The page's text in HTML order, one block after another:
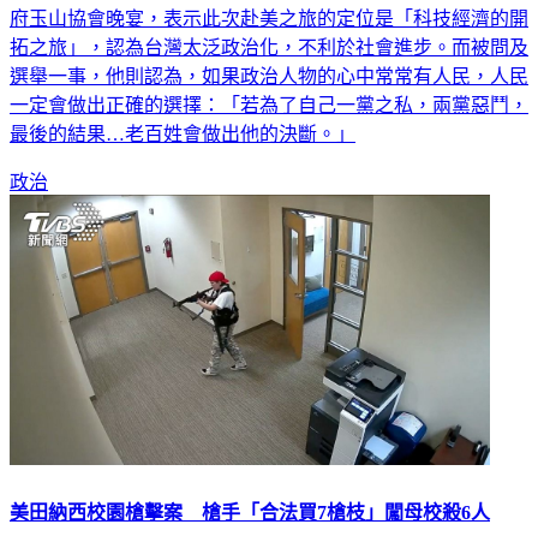
府玉山協會晚宴，表示此次赴美之旅的定位是「科技經濟的開
拓之旅」，認為台灣太泛政治化，不利於社會進步。而被問及
選舉一事，他則認為，如果政治人物的心中常常有人民，人民
一定會做出正確的選擇：「若為了自己一黨之私，兩黨惡鬥，
最後的結果…老百姓會做出他的決斷。」
政治
美田納西校園槍擊案 槍手「合法買7槍枝」闖母校殺6人